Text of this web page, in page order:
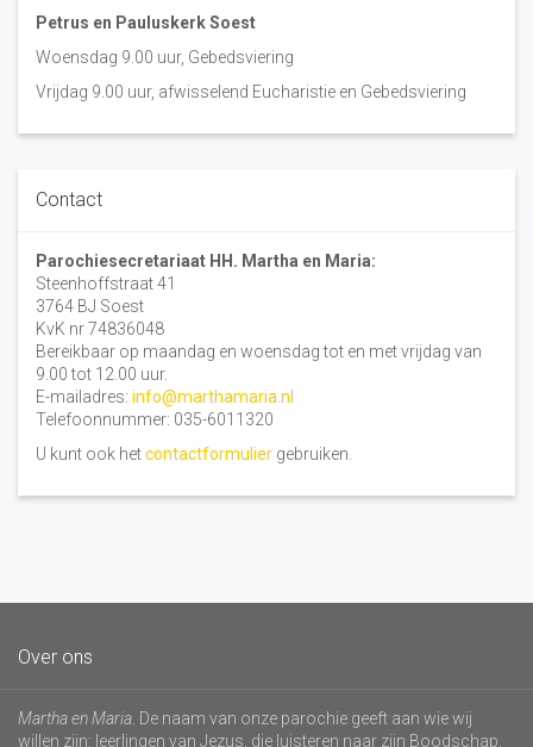
Petrus en Pauluskerk Soest
Woensdag 9.00 uur, Gebedsviering
Vrijdag 9.00 uur, afwisselend Eucharistie en Gebedsviering
Contact
Parochiesecretariaat HH. Martha en Maria:
Steenhoffstraat 41
3764 BJ Soest
KvK nr 74836048
Bereikbaar op maandag en woensdag tot en met vrijdag van
9.00 tot 12.00 uur.
E-mailadres: info@marthamaria.nl
Telefoonnummer: 035-6011320
U kunt ook hetcontactformulier gebruiken.
Over ons
Martha en Maria . De naam van onze parochie geeft aan wie wij
willen zijn: leerlingen van Jezus, die luisteren naar zijn Boodschap.